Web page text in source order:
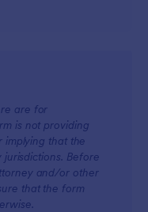
are for
is not providing
that the
Before
and/or other
that the form